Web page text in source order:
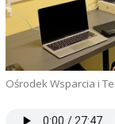
Ośrodek Wsparcia i